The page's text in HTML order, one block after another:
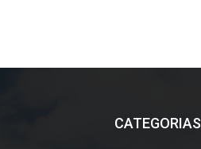
CATEGORIAS